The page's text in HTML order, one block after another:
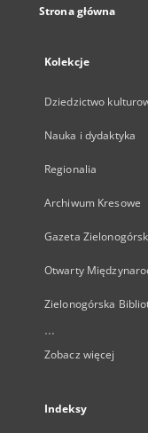
Strona główna
Kolekcje
Dziedzictwo
Nauka i dydaktyka
Regionalia
Archiwum Kresowe
Gazeta
Otwarty
Zielonogórska
...
Zobacz więcej
Indeksy